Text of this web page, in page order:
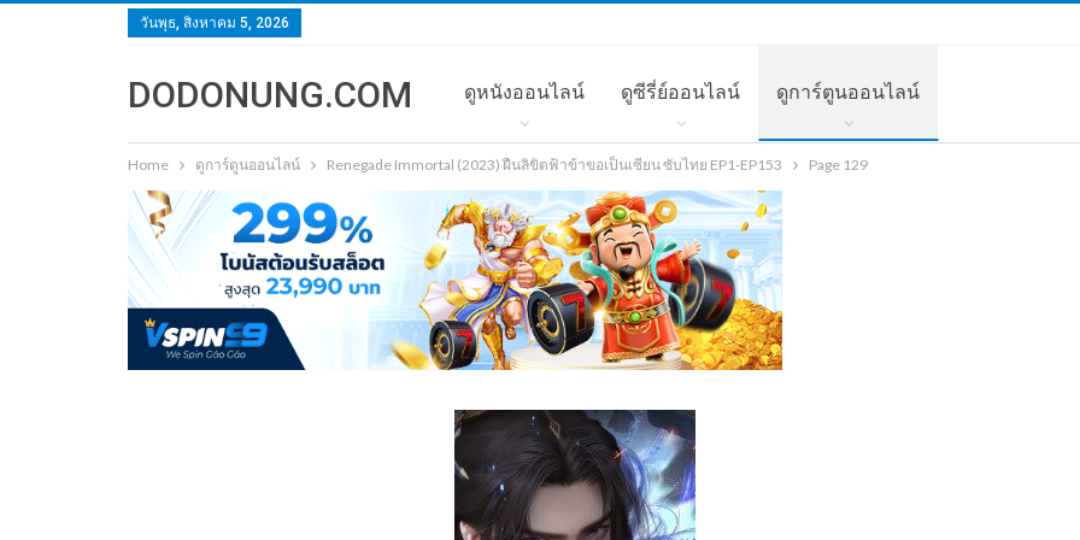
วันพุธ, สิงหาคม 5, 2026
DODONUNG.COM ดูหนังออนไลน์ ดูซีรี่ย์ออนไลน์ ดูการ์ตูนออนไลน์
Home ดูการ์ตูนออนไลน์ Renegade Immortal (2023) ฝืนลิขิตฟ้าข้าขอเป็นเซียน ซับไทย EP1-EP153 Page 129